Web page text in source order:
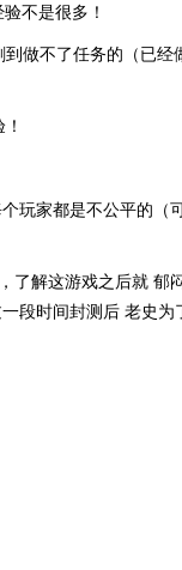
不是很多！
做不了任务的（已经
玩家都是不公平的（
了解这游戏之后就 郁
段时间封测后 老史为